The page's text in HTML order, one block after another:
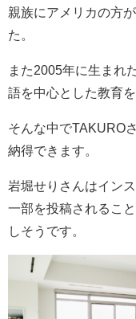
親族にアメリカの方
た。
また2005年に生まれ
語を中心とした教育
そんな中でTAKURO
納得できます。
岩堀せりさんはイン
一部を投稿されるこ
しそうです。